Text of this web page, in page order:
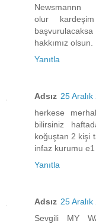
Newsmannn
olur
hakkımız olsun.
Yanıtla
Adsız 25
herkese
bilirsiniz
koğuştan 2 kişi
infaz kurumu
Yanıtla
Adsız 25
Sevgili MY